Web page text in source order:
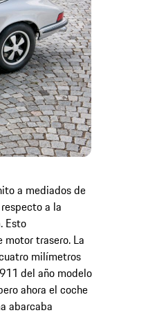
a mediados de
a la
Esto
trasero. La
milímetros
del año modelo
ahora el coche
abarcaba